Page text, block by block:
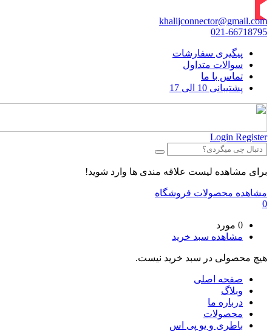
khalijconnector@gmail.com
021-66718795
پیگیری سفارشات
سوالات متداول
تماس با ما
پشتیبانی 10 الی 17
Login Register
برای مشاهده لیست علاقه مندی ها وارد شوید!
مشاهده محصولات فروشگاه
0
0 مورد
مشاهده سبد خرید
هیچ محصولی در سبد خرید نیست.
صفحه اصلی
وبلاگ
درباره ما
محصولات
باطری و یو پی اس